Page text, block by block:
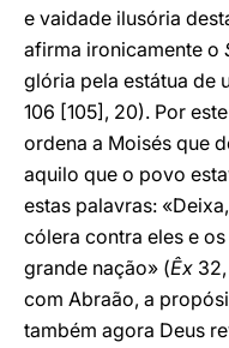
e vaidade ilusória
afirma ironicamente o
glória pela estátua de
106 [105], 20). Por
ordena a Moisés que
aquilo que o povo
estas palavras:
cólera contra eles e
grande nação» (Êx
com Abraão, a
também agora Deus